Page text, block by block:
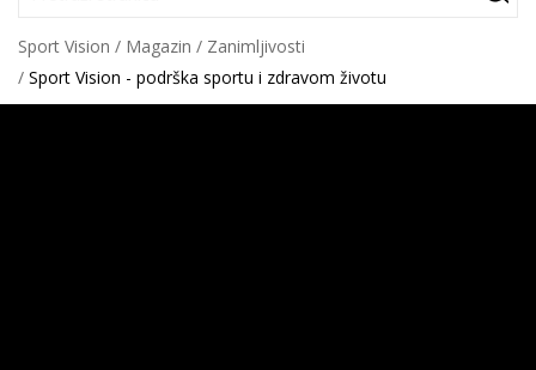
Sport Vision Magazin
Zanimljivosti
Sport Vision - podrška sportu i zdravom životu